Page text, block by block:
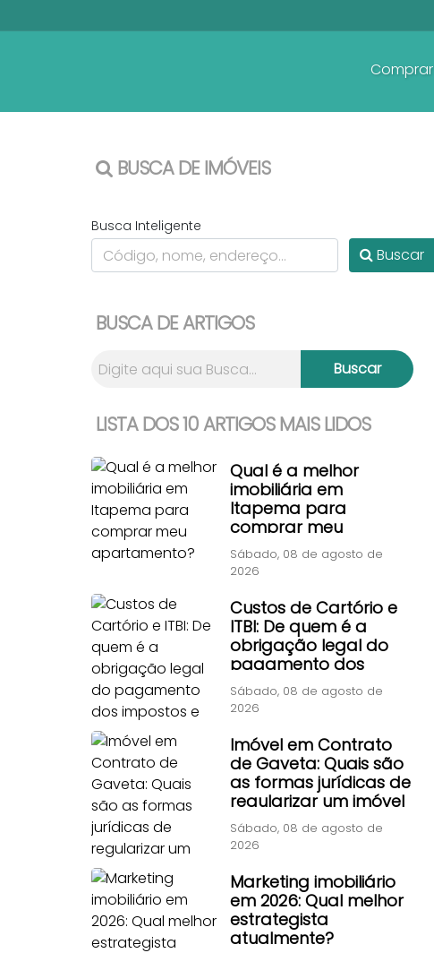
Comprar
BUSCA DE IMÓVEIS
Busca Inteligente
Buscar
BUSCA DE ARTIGOS
LISTA DOS 10 ARTIGOS MAIS LIDOS
Qual é a melhor
imobiliária em
Itapema para
comprar meu
apartamento?
Sábado, 08 de agosto de
2026
Custos de Cartório e
ITBI: De quem é a
obrigação legal do
pagamento dos
impostos e taxas de
transferência?
Sábado, 08 de agosto de
2026
Imóvel em Contrato
de Gaveta: Quais são
as formas jurídicas de
regularizar um imóvel
adquirido por
contrato particular
Sábado, 08 de agosto de
2026
Marketing imobiliário
em 2026: Qual melhor
estrategista
atualmente?